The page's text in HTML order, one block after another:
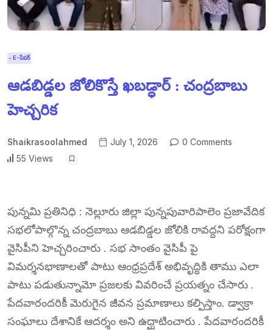
- E-పేపర్
ఆడబిడ్డల జోలికొస్తే ఖబడ్ధార్ : చంద్రబాబు
హెచ్చరిక
Shaikrasoolahmed July 1, 2026
0 Comments
55 Views
పున్నమి ప్రతినిధి : నెల్లూరు జిల్లా పున్నపువారిపాలెం ప్రజావేదిక
సభలోపాల్గొన్న చంద్రబాబు ఆడబిడ్డల జోలికి రావద్దని పరోక్షంగా
వైసిపీని హెచ్చరించారు . సభ సాంతం వైసిపీ పై
విమర్శనభాణాలతో పాటు ఆంధ్రప్రదేశ్ అభివృద్ధికి తాము ఎలా
పాటు పడుతున్నామో ప్రజలకు వివరించే ప్రయత్నం చేసారు .
పేదవారందరికీ మెరుగైన జీవన ప్రమాణాలు కల్పిస్తాం. డ్వాక్రా
సంఘాలు దేశానికే ఆదర్శం అని ఉద్ఘాటించారు . పేదవారందరికీ